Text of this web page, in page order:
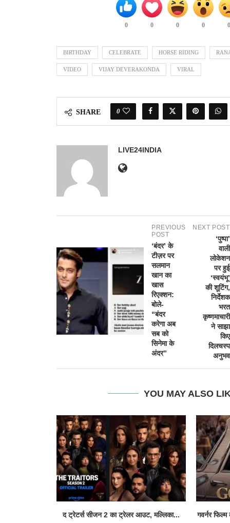
0 0 0 0
BIRTHDAY CELEBRATE HORSE RIDING
VIDEO VIJAY DEVERAKONDA VIRAL
SHARE 0
LIVE24INDIA
PREVIOUS
POST
‘बंदर’ के
टीज़र पर
सलमान
खान का
खास
रिएक्शन:
बोले-
“बंदर
करेगा अब
सब को
सिनेमा के
अंदर”
NEXT POST
‘पुष्पा’
वाली
लोकेशन
पर हुई
‘स्वयंभू’
की शूटिंग,
निर्देशक
भरत
कृष्णमाचारी
ने साझा
किए
दिलचस्प
अनुभव
YOU MAY ALSO
द ट्रेटर्स सीजन 2 का ट्रेलर आउट, मल्लिका... गवर्नर